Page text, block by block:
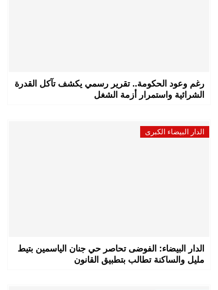
رغم وعود الحكومة.. تقرير رسمي يكشف تآكل القدرة
الشرائية واستمرار أزمة الشغل
الدار البيضاء الكبرى
الدار البيضاء: الفوضى تحاصر حي جنان الياسمين بتيط
مليل والساكنة تطالب بتطبيق القانون